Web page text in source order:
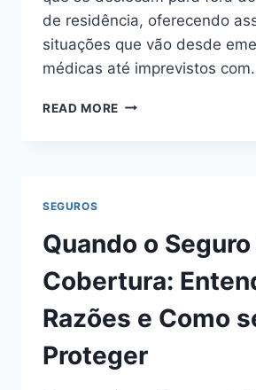
de residência, oferecendo
situações que vão desde
médicas até imprevistos
READ MORE SEGURO
QUANDO
VALE
A
PENA
CONTRATAR
SEGUROS
Quando o
Cobertura:
Razões e Como
Proteger